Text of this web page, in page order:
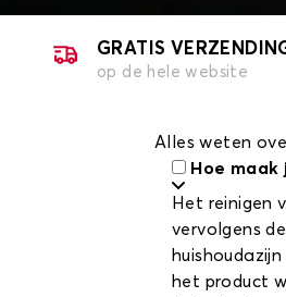
GRATIS
op de hele website
Alles weten
Hoe
Het reinigen
vervolgens
het product